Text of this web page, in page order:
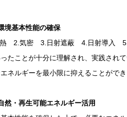
境基本性能の確保
2. 気密 3. 日射遮蔽 4. 日射導入 5.
ったことが十分に理解され、実践され
ネルギーを最小限に抑えることがで
然・再生可能エネルギー活用